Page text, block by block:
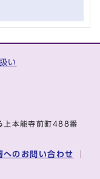
い
本能寺前町488番
へのお問い合わせ